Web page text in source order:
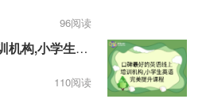
96阅读
口碑最好的英语线上培训机构,小学生英语完美提升课程
110阅读